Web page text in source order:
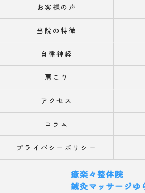
お客様の声
当院の特徴
自律神経
肩こり
アクセス
コラム
プライバシーポリシー